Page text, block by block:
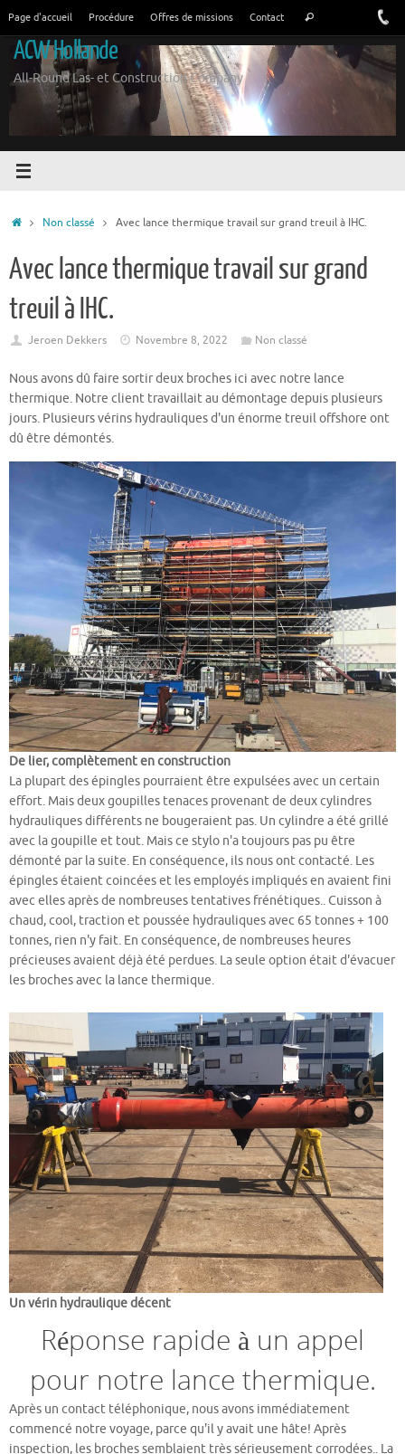
contenu
Page d'accueil Procédure Offres de missions Contact
Rechercher:
Recherche
ACW Hollande
All-Round Las- et Construction Company
AccueilNon classé Avec lance thermique travail sur grand treuil à IHC.
Avec lance thermique travail sur grand
treuil à IHC.
Jeroen Dekkers Novembre 8, 2022 Non classé
Nous avons dû faire sortir deux broches ici avec notre lance
thermique. Notre client travaillait au démontage depuis plusieurs
jours. Plusieurs vérins hydrauliques d'un énorme treuil offshore ont
dû être démontés.
De lier, complètement en construction
La plupart des épingles pourraient être expulsées avec un certain
effort. Mais deux goupilles tenaces provenant de deux cylindres
hydrauliques différents ne bougeraient pas. Un cylindre a été grillé
avec la goupille et tout. Mais ce stylo n'a toujours pas pu être
démonté par la suite. En conséquence, ils nous ont contacté. Les
épingles étaient coincées et les employés impliqués en avaient fini
avec elles après de nombreuses tentatives frénétiques.. Cuisson à
chaud, cool, traction et poussée hydrauliques avec 65 tonnes + 100
tonnes, rien n'y fait. En conséquence, de nombreuses heures
précieuses avaient déjà été perdues. La seule option était d'évacuer
les broches avec la lance thermique.
Un vérin hydraulique décent
Réponse rapide à un appel
pour notre lance thermique.
Après un contact téléphonique, nous avons immédiatement
commencé notre voyage, parce qu'il y avait une hâte! Après
inspection, les broches semblaient très sérieusement corrodées.. La